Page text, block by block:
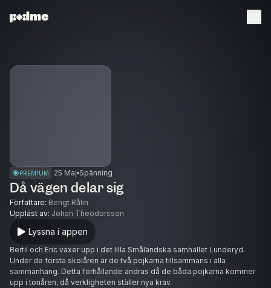
PREMIUM 25 Maj Spänning
Då vägen delar sig
Författare: Bengt Rålin
Uppläst av: Johan Theodorsson
Lyssna i appen
Bertil och Eric växer upp i det lilla Småländska samhället Lunderyd.
Under de första skolåren är de två pojkarna tillsammans i alla
sammanhang. Detta förhållande ändras då de båda pojkarna kommer
upp i tonåren, då verkligheten ställer nya krav.